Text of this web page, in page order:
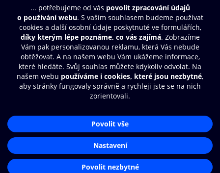
Obsah ke stažení
Moje O2 Knihovna
Další zábava
© O2 Czech Republic a.s.
Přístupnost
Zásady zpracování osobních údajů
Nastavení cookies
Aplikace O2 Knihovna
Čti a poslouchej své e-knihy a
audioknihy rychleji a pohodlněji.